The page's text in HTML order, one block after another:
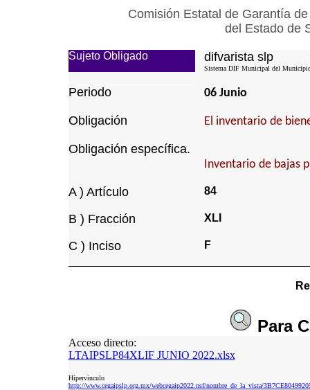
Comisión Estatal de Garantía
del Estado de
Sujeto Obligado difvarista slp
Sistema DIF Municipal del
Periodo 06 Junio
Obligación El inventario de
Obligación específica.
Inventario de bajas
A ) Artículo 84
B ) Fracción XLI
C ) Inciso F
Para
Acceso directo:
LTAIPSLP84XLIF JUNIO 2022.xlsx
Hipervinculo
http://www.cegaipslp.org.mx/webcegaip2022.nsf/nombre_de_la_vista/